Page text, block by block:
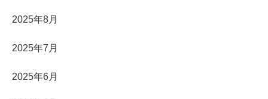
2025年8月
2025年7月
2025年6月